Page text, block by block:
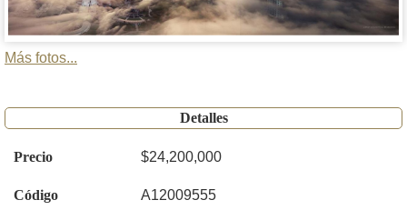
Más fotos...
Detalles
Precio $24,200,000
Código A12009555